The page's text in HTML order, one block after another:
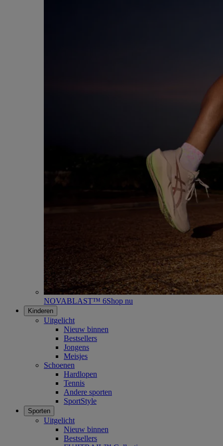
NOVABLAST™ 6Shop nu
Kinderen
Uitgelicht
Nieuw binnen
Bestsellers
Jongens
Meisjes
Schoenen
Hardlopen
Tennis
Andere sporten
SportStyle
Sporten
Uitgelicht
Nieuw binnen
Bestsellers